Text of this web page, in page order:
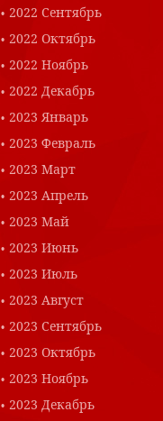
2022 Сентябрь
2022 Октябрь
2022 Ноябрь
2022 Декабрь
2023 Январь
2023 Февраль
2023 Март
2023 Апрель
2023 Май
2023 Июнь
2023 Июль
2023 Август
2023 Сентябрь
2023 Октябрь
2023 Ноябрь
2023 Декабрь